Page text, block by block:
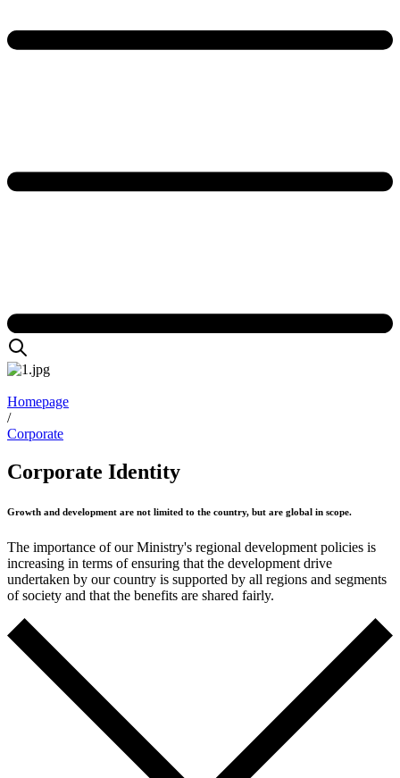
Homepage
/
Corporate
Corporate Identity
Growth and development are not limited to the country, but are global in scope.
The importance of our Ministry's regional development policies is
increasing in terms of ensuring that the development drive
undertaken by our country is supported by all regions and segments
of society and that the benefits are shared fairly.